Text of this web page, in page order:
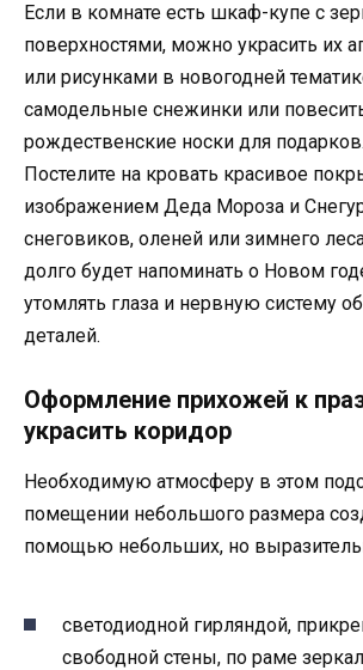
Если в комнате есть шкаф-купе с
поверхностями, можно украсить их
или рисунками в новогодней
самодельные снежинки или
рождественские носки для подарков.
Постелите на кровать красивое
изображением Деда Мороза и
снеговиков, оленей или зимнего
долго будет напоминать о Новом
утомлять глаза и нервную систему
деталей.
Оформление прихожей к
украсить коридор
Необходимую атмосферу в этом
помещении небольшого размера
помощью небольших, но
светодиодной гирляндой,
свободной стены, по раме